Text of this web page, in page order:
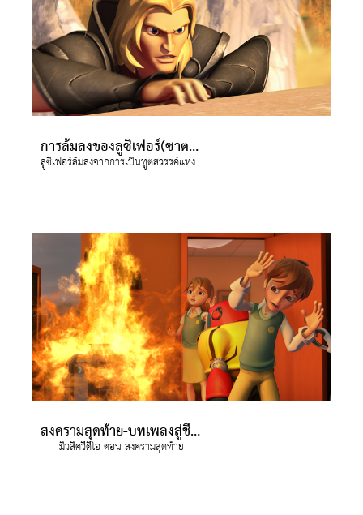
การล้มลงของลูซิเฟอร์(ซาตาน)
ลูซิเฟอร์ล้มลงจากการเป็นทูตสวรรค์แห่งแสงสว่าง และตกจากสวรรค์กลายเป็นซาตาน
สงครามสุดท้าย-บทเพลงสู่ชีวิตใหม่
มิวสิควีดีโอ ตอน สงครามสุดท้าย